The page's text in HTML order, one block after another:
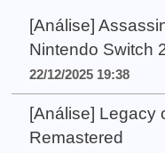
[Análise]
Nintendo Switch
22/12/2025 19:38
[Análise] Legacy
Remastered